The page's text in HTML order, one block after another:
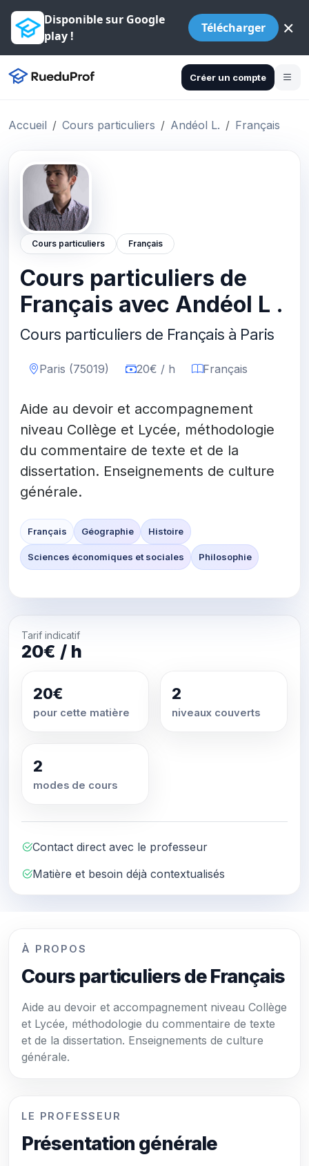
Disponible sur Google
play !
Télécharger ×
Créer un compte
Accueil Cours particuliers Andéol L. Français
Cours particuliers Français
Cours particuliers de
Français avec Andéol L .
Cours particuliers de Français à Paris
Paris (75019) 20€ / h Français
Aide au devoir et accompagnement
niveau Collège et Lycée, méthodologie
du commentaire de texte et de la
dissertation. Enseignements de culture
générale.
Français Géographie Histoire
Sciences économiques et sociales Philosophie
Tarif indicatif
20€ / h
20€
pour cette matière
2
niveaux couverts
2
modes de cours
Contact direct avec le professeur
Matière et besoin déjà contextualisés
À PROPOS
Cours particuliers de Français
Aide au devoir et accompagnement niveau Collège
et Lycée, méthodologie du commentaire de texte
et de la dissertation. Enseignements de culture
générale.
LE PROFESSEUR
Présentation générale